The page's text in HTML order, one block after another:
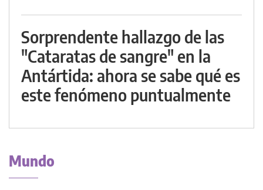
Sorprendente hallazgo de las
"Cataratas de sangre" en la
Antártida: ahora se sabe qué es
este fenómeno puntualmente
Mundo